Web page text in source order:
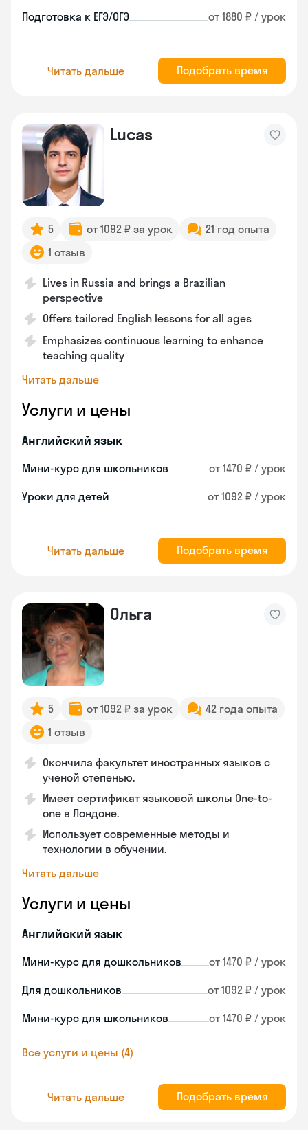
Подготовка к ЕГЭ/ОГЭ от 1880 ₽ / урок
Читать дальше Подобрать время
Lucas
5 от 1092 ₽ за урок
21 год опыта
1 отзыв
Lives in Russia and brings a Brazilian
perspective
Offers tailored English lessons for all ages
Emphasizes continuous learning to enhance
teaching quality
Читать дальше
Услуги и цены
Английский язык
Мини-курс для школьников от 1470 ₽ / урок
Уроки для детей от 1092 ₽ / урок
Читать дальше Подобрать время
Ольга
5 от 1092 ₽ за урок
42 года опыта
1 отзыв
Окончила факультет иностранных языков с
ученой степенью.
Имеет сертификат языковой школы One-to-
one в Лондоне.
Использует современные методы и
технологии в обучении.
Читать дальше
Услуги и цены
Английский язык
Мини-курс для дошкольников от 1470 ₽ / урок
Для дошкольников от 1092 ₽ / урок
Мини-курс для школьников от 1470 ₽ / урок
Все услуги и цены (4)
Читать дальше Подобрать время